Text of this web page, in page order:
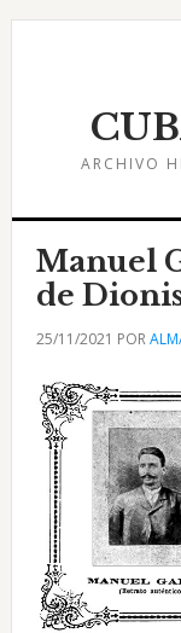
Saltar
Saltar
Saltar
ARCHIVO
Manuel
de
25/11/2021 POR